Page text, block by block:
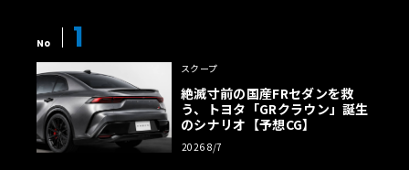
No 1
スクープ
絶滅寸前の国産FRセダンを救
う、トヨタ「GRクラウン」誕生
のシナリオ【予想CG】
2026 8/7